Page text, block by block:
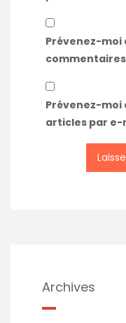
Prévenez-moi
Prévenez-moi
articles par e-
Archives